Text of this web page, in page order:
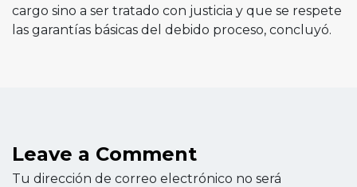
cargo sino a ser tratado con justicia y que se respete
las garantías básicas del debido proceso, concluyó.
Leave a Comment
Tu dirección de correo electrónico no será